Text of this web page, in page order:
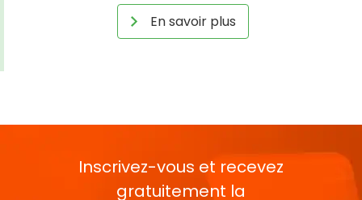
En savoir plus
Inscrivez-vous et recevez
gratuitement la